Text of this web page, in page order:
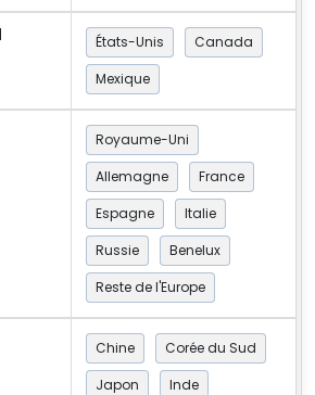
États-Unis
Canada
Mexique
Royaume-Uni
Allemagne
France
Espagne
Italie
Russie
Benelux
Reste de l'Europe
Chine
Corée du Sud
Japon
Inde